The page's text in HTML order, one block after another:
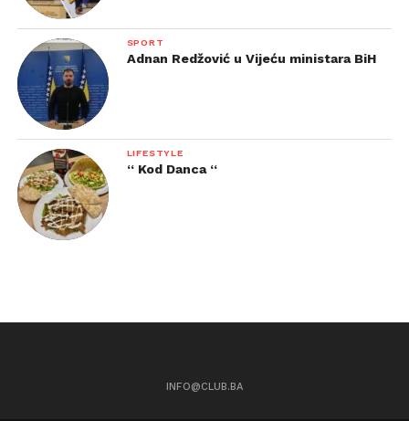
SPORT
Adnan Redžović u Vijeću ministara BiH
LIFESTYLE
“ Kod Danca “
INFO@CLUB.BA